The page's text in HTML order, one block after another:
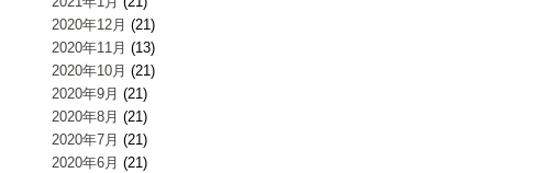
2020年12月 (21)
2020年11月 (13)
2020年10月 (21)
2020年9月 (21)
2020年8月 (21)
2020年7月 (21)
2020年6月 (21)